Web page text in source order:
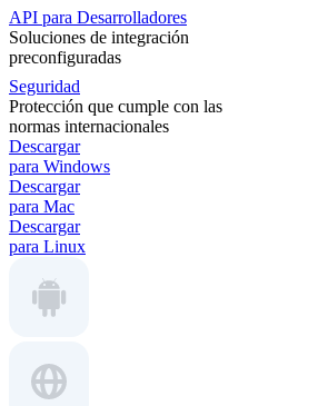
API para Desarrolladores
Soluciones de integración
preconfiguradas
Seguridad
Protección que cumple con las
normas internacionales
Descargar
para Windows
Descargar
para Mac
Descargar
para Linux